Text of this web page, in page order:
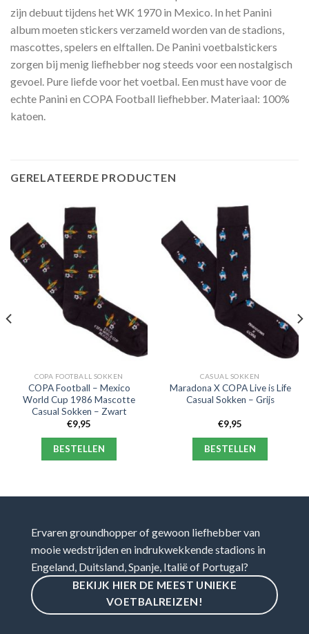
zijn debuut tijdens het WK 1970 in Mexico. In het Panini
album moeten stickers verzameld worden van de stadions,
mascottes, spelers en elftallen. De Panini voetbalstickers
zorgen bij menig liefhebber nog steeds voor een nostalgisch
gevoel. Pure liefde voor het voetbal. Een must have voor de
echte Panini en COPA Football liefhebber. Materiaal: 100%
katoen.
GERELATEERDE PRODUCTEN
COPA FOOTBALL SOKKEN
COPA Football – Mexico
World Cup 1986 Mascotte
Casual Sokken – Zwart
€9,95
BESTELLEN
CASUAL SOKKEN
Maradona X COPA Live is Life
Casual Sokken – Grijs
€9,95
BESTELLEN
Ervaren groundhopper of gewoon liefhebber van
mooie wedstrijden en indrukwekkende stadions in
Engeland, Duitsland, Spanje, Italië of Portugal?
BEKIJK HIER DE MEEST UNIEKE
VOETBALREIZEN!